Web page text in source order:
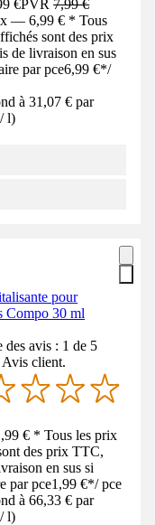
€PVR7,99 €
— 6,99 € * Tous
sont des prix
de livraison en sus
par pce6,99 €*/
à 31,07 € par
/ l)
pour
Compo 30 ml
des avis : 1 de 5
Avis client.
€ * Tous les prix
des prix TTC,
en sus si
par pce1,99 €*/ pce
à 66,33 € par
/ l)